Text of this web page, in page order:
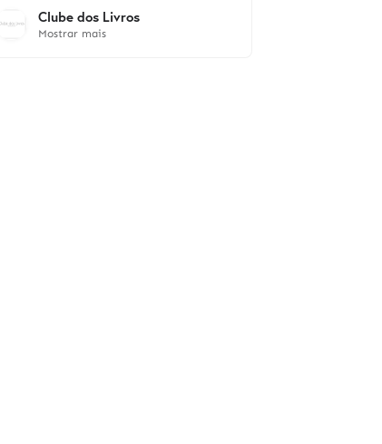
Clube dos Livros
Mostrar mais